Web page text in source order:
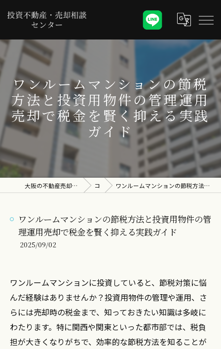
ワンルームマンションの節税
方法と投資用物件の管理運用
売却で税金を賢く抑える実践
ガイド
大阪の不動産売却なら投資不動産・売却相談センター コラム ワンルームマンションの節税方法と投資用物件の管理運用売却で税金を賢く抑える実践ガイド
ワンルームマンションの節税方法と投資用物件の管
理運用売却で税金を賢く抑える実践ガイド
2025/09/02
ワンルームマンションに投資していると、節税対策に悩
んだ経験はありませんか？投資用物件の管理や運用、さ
らには売却時の税金まで、知っておきたい知識は多岐に
わたります。特に関西や関東といった都市部では、税負
担が大きくなりがちで、効率的な節税方法を知ることが